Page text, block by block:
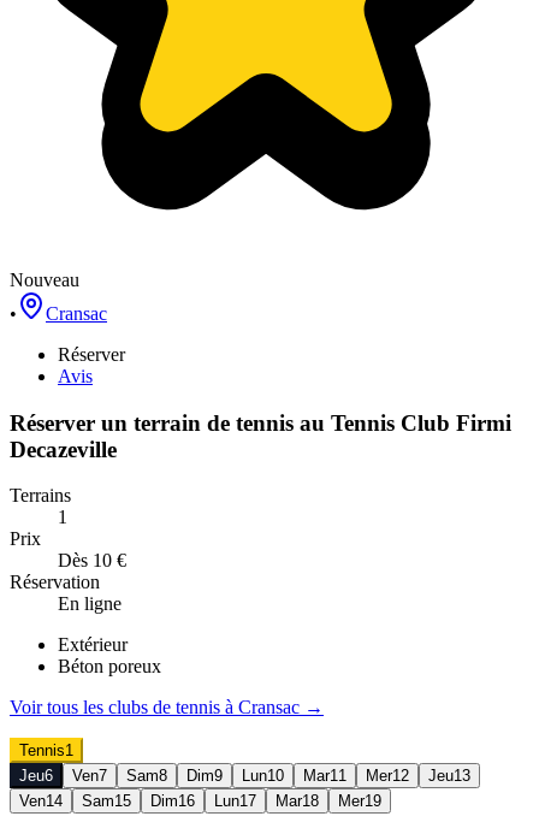
Nouveau
•
Cransac
Réserver
Avis
Réserver un terrain de tennis au Tennis Club Firmi
Decazeville
Terrains
1
Prix
Dès 10 €
Réservation
En ligne
Extérieur
Béton poreux
Voir tous les clubs de tennis à Cransac →
Tennis1
Jeu6 Ven7 Sam8 Dim9 Lun10 Mar11 Mer12 Jeu13
Ven14 Sam15 Dim16 Lun17 Mar18 Mer19